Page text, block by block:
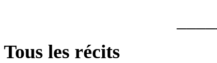
Tous les récits